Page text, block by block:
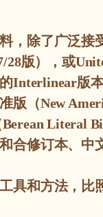
，除了广泛接
28版），或
Interlinear版
版（New
Berean Literal
合修订本、中
具和方法，比